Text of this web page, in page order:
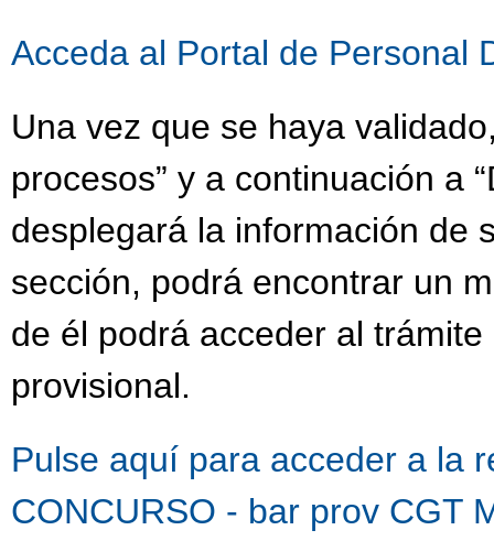
Acceda al Portal de Personal
Una vez que se haya
procesos” y a continuación a
desplegará la información de
sección, podrá encontrar un
de él podrá acceder al
provisional.
Pulse aquí para acceder a la
CONCURSO - bar prov CGT